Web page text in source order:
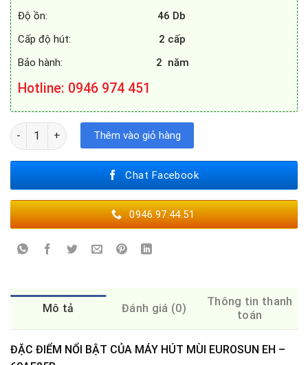
Độ ồn: 46 Db
Cấp độ hút: 2 cấp
Bảo hành: 2 năm
Hotline: 0946 974 451
MÁY HÚT MÙI EUROSUN EH - 60AF85B số lượng
Thêm vào giỏ hàng
Chat Facebook
0946.97.44.51
Mô tả Đánh giá (0)
Thông tin thanh
toán
ĐẶC ĐIỂM NỔI BẬT CỦA MÁY HÚT MÙI EUROSUN EH –